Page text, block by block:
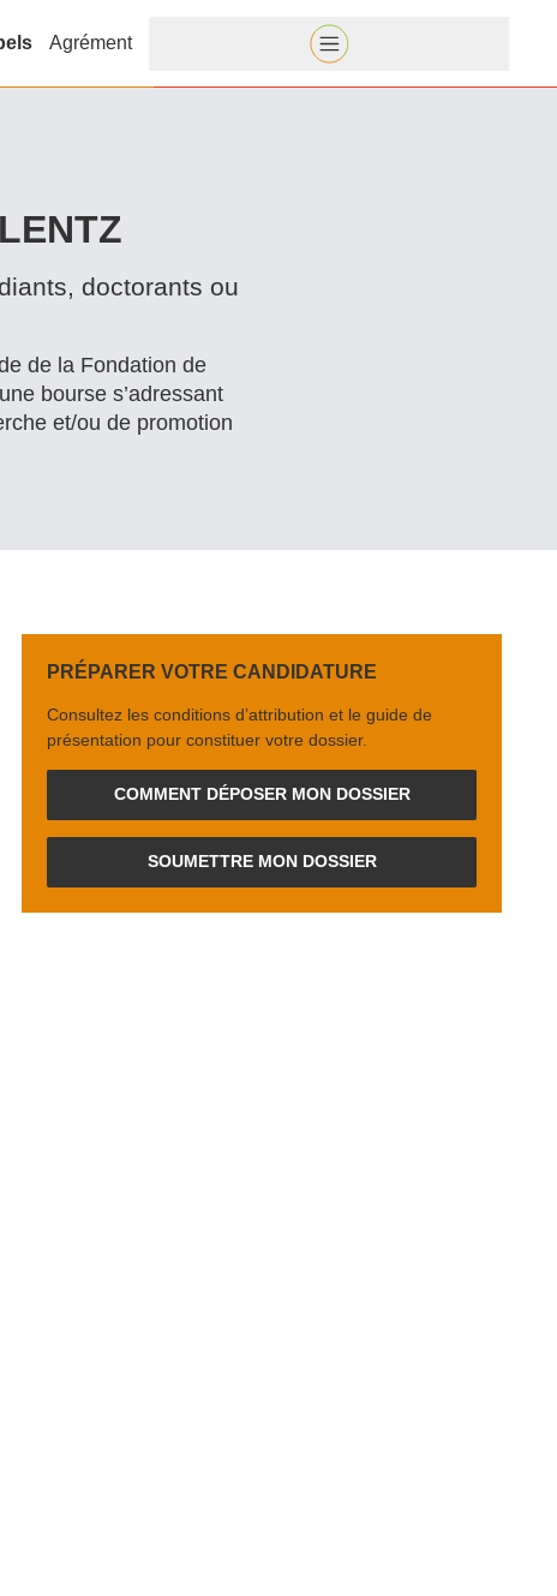
Agrément
doctorants ou
de la Fondation de
bourse s’adressant
et/​ou de promotion
PRÉPARER VOTRE CANDIDATURE
Consultez les conditions d’attribution et le guide de
présen­ta­tion pour constituer votre dossier.
COMMENT DÉPOSER MON DOSSIER
SOUMETTRE MON DOSSIER